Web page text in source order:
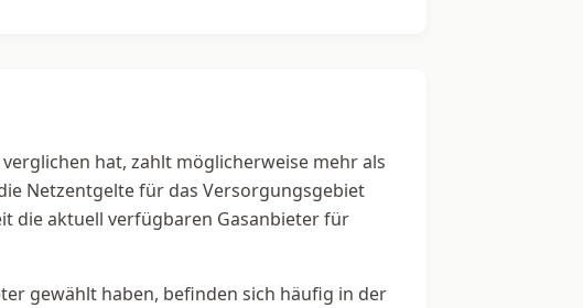
hat, zahlt möglicherweise mehr als
Netzentgelte für das Versorgungsgebiet
die aktuell verfügbaren Gasanbieter für
gewählt haben, befinden sich häufig in der